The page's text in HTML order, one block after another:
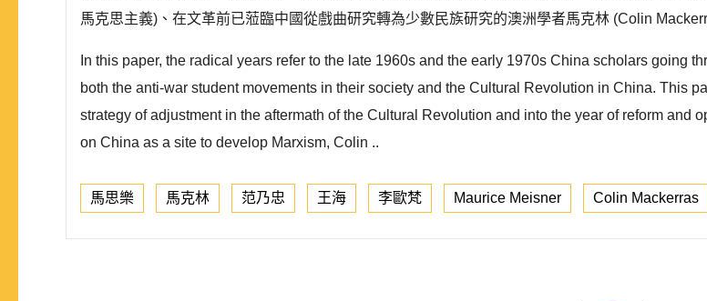
馬克思主義)、在文革前已蒞臨中國從戲曲研究轉為少數民族研究的澳洲學者馬克林 (Colin
In this paper, the radical years refer to the late 1960s and the early 1970s China scholars going
both the anti-war student movements in their society and the Cultural Revolution in China. This
strategy of adjustment in the aftermath of the Cultural Revolution and into the year of reform
on China as a site to develop Marxism, Colin ..
馬思樂 馬克林 范乃忠 王海 李歐梵 Maurice Meisner Colin Mackerras